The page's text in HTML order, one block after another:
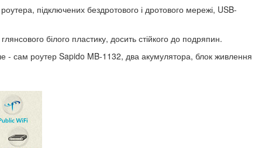
підключених бездротового і дротового мережі, USB-
білого пластику, досить стійкого до подряпин.
- сам роутер Sapido MB-1132, два акумулятора, блок живлення